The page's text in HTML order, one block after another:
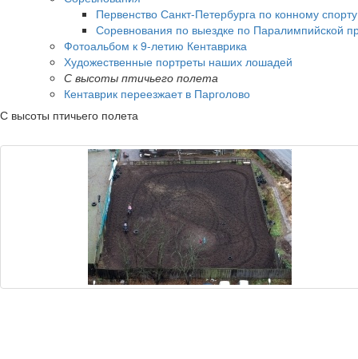
Первенство Санкт-Петербурга по конному
Соревнования по выездке по Паралимпийской
Фотоальбом к 9-летию Кентаврика
Художественные портреты наших лошадей
С высоты птичьего полета
Кентаврик переезжает в Парголово
С высоты птичьего полета